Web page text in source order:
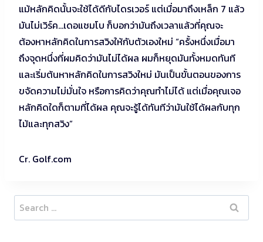
แม้หลักคิดนั้นจะใช้ได้ดีกับไดรเวอร์ แต่เมื่อมาถึงเหล็ก 7 แล้ว
มันไม่เวิร์ค…เดอแชมโบ ก็บอกว่ามันถึงเวลาแล้วที่คุณจะ
ต้องหาหลักคิดในการสวิงให้กับตัวเองใหม่ “ครั้งหนึ่งเมื่อมา
ถึงจุดหนึ่งที่ผมคิดว่ามันไม่ได้ผล ผมก็หยุดมันทั้งหมดทันที
และเริ่มต้นหาหลักคิดในการสวิงใหม่ มันเป็นขั้นตอนของการ
ขจัดความไม่มั่นใจ หรือการคิดว่าคุณทำไม่ได้ แต่เมื่อคุณเจอ
หลักคิดใดก็ตามที่ได้ผล คุณจะรู้ได้ทันทีว่ามันใช้ได้ผลกับทุก
ไม้และทุกสวิง”
Cr. Golf.com
Search
for: